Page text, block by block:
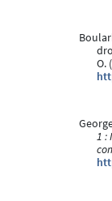
O.
1 :